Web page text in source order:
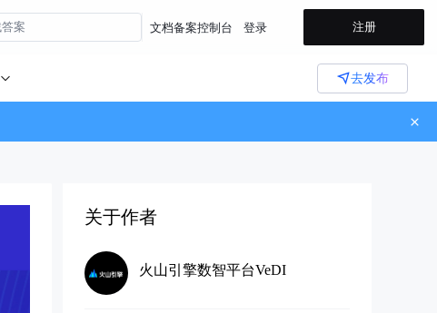
文档备案控制台 登录 注册
去发布
关于作者
火山引擎数智平台VeDI